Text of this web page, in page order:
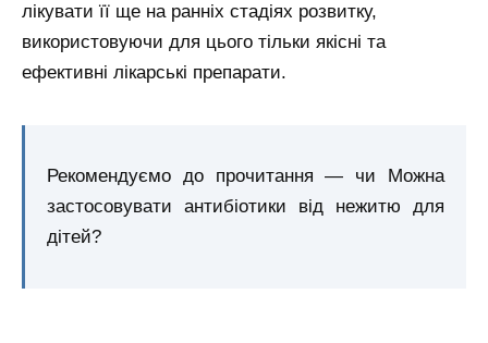
лікувати її ще на ранніх стадіях розвитку,
використовуючи для цього тільки якісні та
ефективні лікарські препарати.
Рекомендуємо до прочитання — чи Можна
застосовувати антибіотики від нежитю для
дітей?